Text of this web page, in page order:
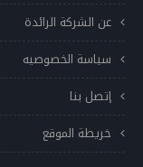
عن الشركة الرائدة
سياسة الخصوصيه
إتصل بنا
خريطة الموقع